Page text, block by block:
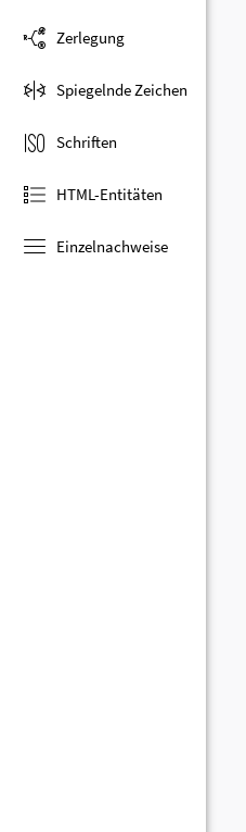
Zerlegung
Spiegelnde Zeichen
Schriften
HTML-Entitäten
Einzelnachweise